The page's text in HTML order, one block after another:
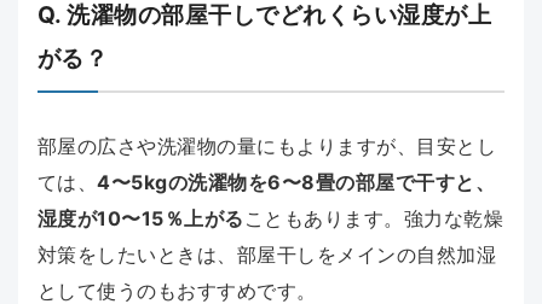
Q. 洗濯物の部屋干しでどれくらい湿度が上
がる？
部屋の広さや洗濯物の量にもよりますが、目安とし
ては、4〜5kgの洗濯物を6〜8畳の部屋で干すと、
湿度が10〜15％上がる こともあります。強力な乾燥
対策をしたいときは、部屋干しをメインの自然加湿
として使うのもおすすめです。